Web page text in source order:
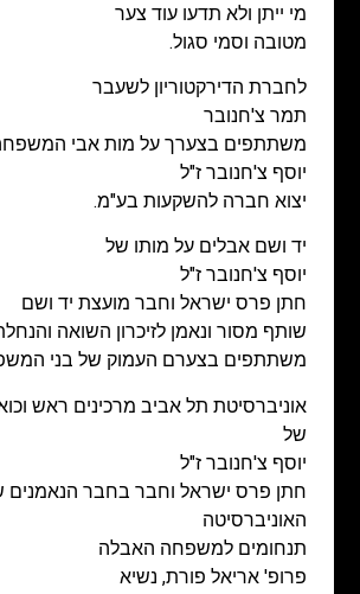
מי ייתן ולא תדעו עוד צער
מטובה וסמי סגול.
לחברת הדירקטוריון לשעבר
תמר צ'חנובר
משתתפים בצערך על מות אבי
יוסף צ'חנובר ז"ל
יצוא חברה להשקעות בע"מ.
יד ושם אבלים על מותו של
יוסף צ'חנובר ז"ל
חתן פרס ישראל וחבר מועצת יד ושם
שותף מסור ונאמן לזיכרון השואה
משתתפים בצערם העמוק של בני
אוניברסיטת תל אביב מרכינים ראש
של
יוסף צ'חנובר ז"ל
חתן פרס ישראל וחבר בחבר הנאמנים
האוניברסיטה
תנחומים למשפחה האבלה
פרופ' אריאל פורת, נשיא